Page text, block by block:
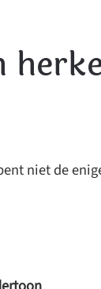
niet de